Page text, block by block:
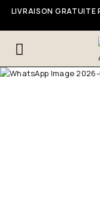
LIVRAISON GRATUITE